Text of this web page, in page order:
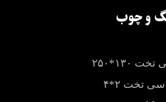
تخت ۲*۴